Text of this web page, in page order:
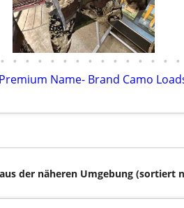
• • • • • • • • • • • • • • •
Name- Brand Camo
der näheren Umgebung (sortiert